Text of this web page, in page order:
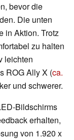
bevor die
Die unten
in Aktion. Trotz
zu halten
leichten
ROG Ally X (ca.
und schwerer.
Bildschirms
erhalten,
von 1.920 x